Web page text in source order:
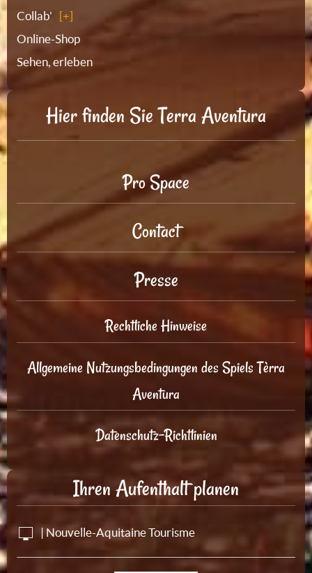
Collab'
Online-Shop
Sehen, erleben
Hier finden Sie Terra Aventura
Pro Space
Contact
Presse
Rechtliche Hinweise
Allgemeine Nutzungsbedingungen des Spiels Tèrra
Aventura
Datenschutz-Richtlinien
Ihren Aufenthalt planen
| Nouvelle-Aquitaine Tourisme